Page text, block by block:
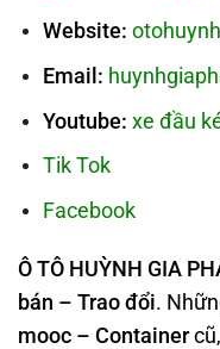
Website:
Email:
Youtube: xe đầu
Tik Tok
Facebook
Ô TÔ HUỲNH GIA
bán – Trao đổi.
mooc – Container